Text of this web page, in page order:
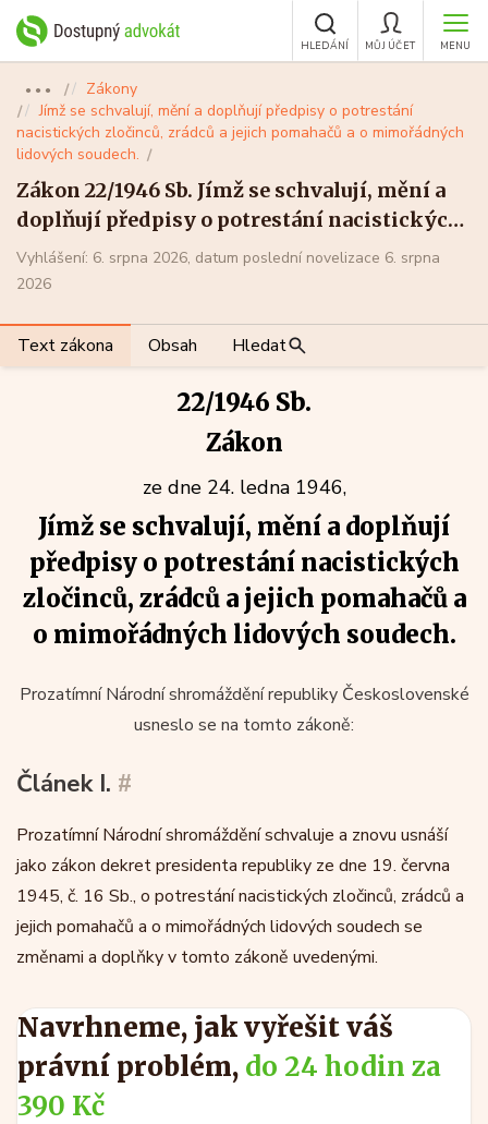
MENU
MŮJ ÚČET
HLEDÁNÍ
●●●
Zákony
Jímž se schvalují, mění a doplňují předpisy o potrestání
nacistických zločinců, zrádců a jejich pomahačů a o mimořádných
lidových soudech.
Zákon 22/1946 Sb. Jímž se schvalují, mění a
doplňují předpisy o potrestání nacistických
zločinců, zrádců a jejich pomahačů a o
mimořádných lidových soudech.
Vyhlášení: 6. srpna 2026, datum poslední novelizace 6. srpna
2026
Text zákona Obsah Hledat
22/1946 Sb.
Zákon
ze dne 24. ledna 1946,
Jímž se schvalují, mění a doplňují
předpisy o potrestání nacistických
zločinců, zrádců a jejich pomahačů a
o mimořádných lidových soudech.
Prozatímní Národní shromáždění republiky Československé
usneslo se na tomto zákoně:
Článek I. #
Prozatímní Národní shromáždění schvaluje a znovu usnáší
jako zákon dekret presidenta republiky ze dne 19. června
1945, č. 16 Sb., o potrestání nacistických zločinců, zrádců a
jejich pomahačů a o mimořádných lidových soudech se
změnami a doplňky v tomto zákoně uvedenými.
Navrhneme, jak vyřešit váš
právní problém, do 24 hodin za
390 Kč